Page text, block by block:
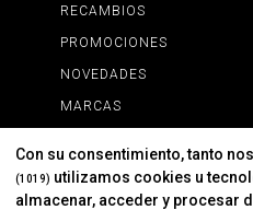
RECAMBIOS
PROMOCIONES
NOVEDADES
MARCAS
INFORMACIÓN
Con su consentimiento, tanto
(1019) utilizamos cookies u
almacenar, acceder y procesar